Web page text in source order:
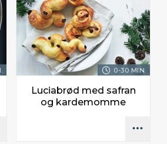
0-30 MIN.
Luciabrød med safran
og kardemomme